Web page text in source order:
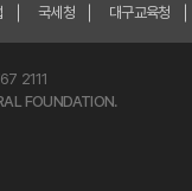
국세청 대구교육청
2111
FOUNDATION.